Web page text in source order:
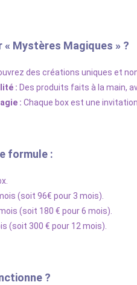
« Mystères Magiques » ?
des créations uniques et
: Des produits faits à la main,
: Chaque box est une
formule :
(soit 96€ pour 3 mois).
(soit 180 € pour 6 mois).
(soit 300 € pour 12 mois).
?